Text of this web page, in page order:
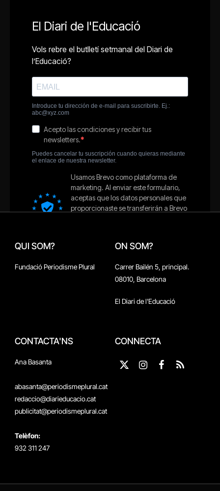
QUI SOM?
Fundació Periodisme Plural
ON SOM?
Carrer Bailén 5, principal.
08010, Barcelona
El Diari de l'Educació
CONTACTA'NS
Ana Basanta
abasanta@periodismeplural.cat
redaccio@diarieducacio.cat
publicitat@periodismeplural.cat
Telèfon:
932 311 247
CONNECTA
X
InstagramFacebook
RSS